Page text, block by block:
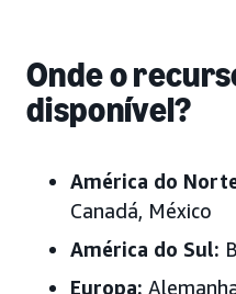
Onde o
disponível?
América do
Canadá, México
América do Sul:
Europa: